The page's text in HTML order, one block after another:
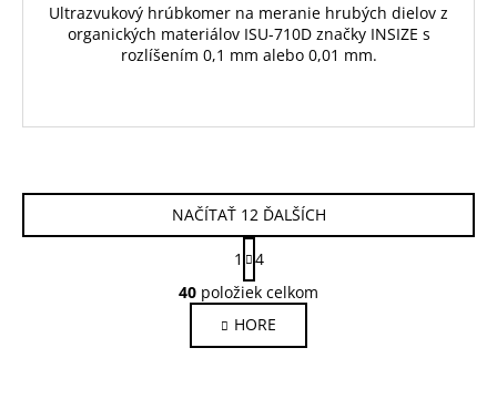
Ultrazvukový hrúbkomer na meranie hrubých dielov z
organických materiálov ISU-710D značky INSIZE s
rozlíšením 0,1 mm alebo 0,01 mm.
O
v
l
á
NAČÍTAŤ 12 ĎALŠÍCH
S
t
r
á
n
k
1
4
40 položiek celkom
HORE